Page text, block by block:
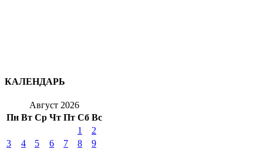
КАЛЕНДАРЬ
Август 2026
Пн Вт Ср Чт Пт Сб Вс
1
2
3
4 5 6 7 8
9